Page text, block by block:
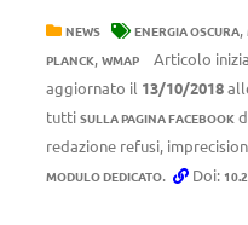
NEWS ENERGIA OSCURA,
PLANCK, WMAP Articolo
aggiornato il 13/10/2018
tutti SULLA PAGINA FACEBOOK
redazione refusi,
MODULO DEDICATO. Doi: